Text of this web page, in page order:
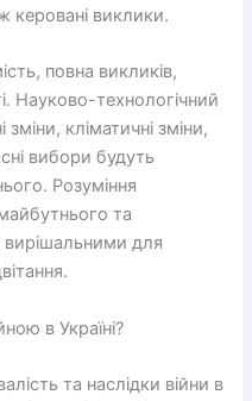
керовані виклики.
повна викликів,
Науково-технологічний
кліматичні зміни,
вибори будуть
Розуміння
та
вирішальними для
в Україні?
та наслідки війни в